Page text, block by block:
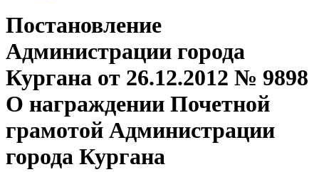
Постановление
Администрации города
Кургана от 26.12.2012 № 9898
О награждении Почетной
грамотой Администрации
города Кургана